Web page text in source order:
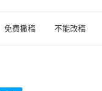
免费撤稿 不能改稿